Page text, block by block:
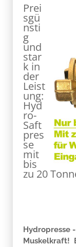
Prei
sgü
nsti
g
und
star
k in
der
Leist
ung:
Hyd
ro-
Saft
pres
se
mit
bis
zu 20
Hydropresse
Muskelkraft!